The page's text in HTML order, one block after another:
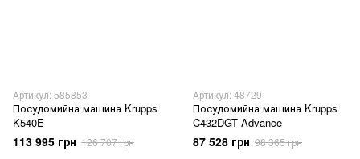
Артикул: 585853
Посудомийна машина Krupps
K540E
113 995 грн 126 707 грн
Артикул: 48729
Посудомийна машина Krupps
C432DGT Advance
87 528 грн 98 365 грн